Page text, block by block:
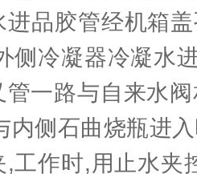
进品胶管经机箱
侧冷凝器冷凝水
管一路与自来水
内侧石曲烧瓶进
,工作时,用止水夹